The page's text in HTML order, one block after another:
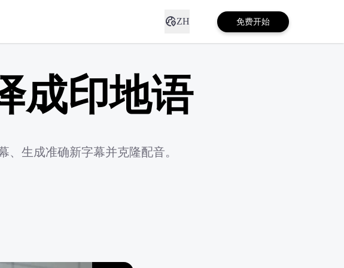
ZH 免费开始
成印地语
生成准确新字幕并克隆配音。